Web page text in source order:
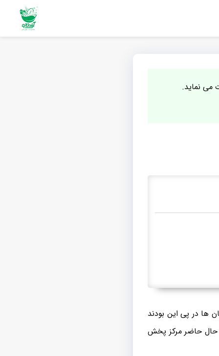
می نماید.
ها در پی این بودند
حال حاضر مرکز پخش